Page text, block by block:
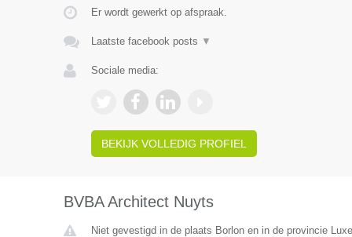
Er wordt gewerkt op afspraak.
Laatste facebook posts ▼
Sociale media:
BEKIJK VOLLEDIG PROFIEL
BVBA Architect Nuyts
Niet gevestigd in de plaats Borlon en in de provincie